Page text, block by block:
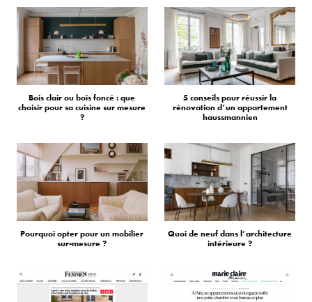
Bois clair ou bois foncé : que
choisir pour sa cuisine sur mesure
?
5 conseils pour réussir la
rénovation d’un appartement
haussmannien
Pourquoi opter pour un mobilier
sur-mesure ?
Quoi de neuf dans l’architecture
intérieure ?